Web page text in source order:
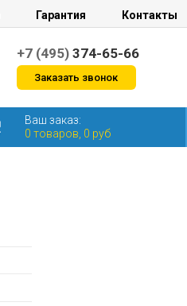
Гарантия Контакты
+7 (495)374-65-66
Заказать звонок
Ваш заказ:
0 товаров, 0 руб